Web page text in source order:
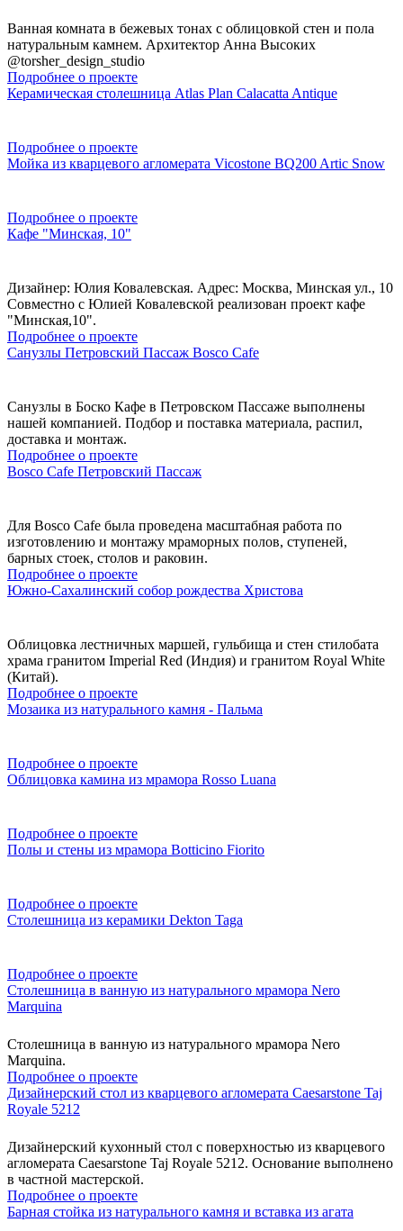
Ванная комната в бежевых тонах с облицовкой стен и пола
натуральным камнем. Архитектор Анна Высоких
@torsher_design_studio
Подробнее о проекте
Керамическая столешница Atlas Plan Calacatta Antique
Подробнее о проекте
Мойка из кварцевого агломерата Vicostone BQ200 Artic Snow
Подробнее о проекте
Кафе "Минская, 10"
Дизайнер: Юлия Ковалевская. Адрес: Москва, Минская ул., 10
Совместно с Юлией Ковалевской реализован проект кафе
"Минская,10".
Подробнее о проекте
Санузлы Петровский Пассаж Bosco Cafe
Санузлы в Боско Кафе в Петровском Пассаже выполнены
нашей компанией. Подбор и поставка материала, распил,
доставка и монтаж.
Подробнее о проекте
Bosco Cafe Петровский Пассаж
Для Bosco Cafe была проведена масштабная работа по
изготовлению и монтажу мраморных полов, ступеней,
барных стоек, столов и раковин.
Подробнее о проекте
Южно-Сахалинский собор рождества Христова
Облицовка лестничных маршей, гульбища и стен стилобата
храма гранитом Imperial Red (Индия) и гранитом Royal White
(Китай).
Подробнее о проекте
Мозаика из натурального камня - Пальма
Подробнее о проекте
Облицовка камина из мрамора Rosso Luana
Подробнее о проекте
Полы и стены из мрамора Botticino Fiorito
Подробнее о проекте
Столешница из керамики Dekton Taga
Подробнее о проекте
Столешница в ванную из натурального мрамора Nero
Marquina
Столешница в ванную из натурального мрамора Nero
Marquina.
Подробнее о проекте
Дизайнерский стол из кварцевого агломерата Caesarstone Taj
Royale 5212
Дизайнерский кухонный стол с поверхностью из кварцевого
агломерата Caesarstone Taj Royale 5212. Основание выполнено
в частной мастерской.
Подробнее о проекте
Барная стойка из натурального камня и вставка из агата